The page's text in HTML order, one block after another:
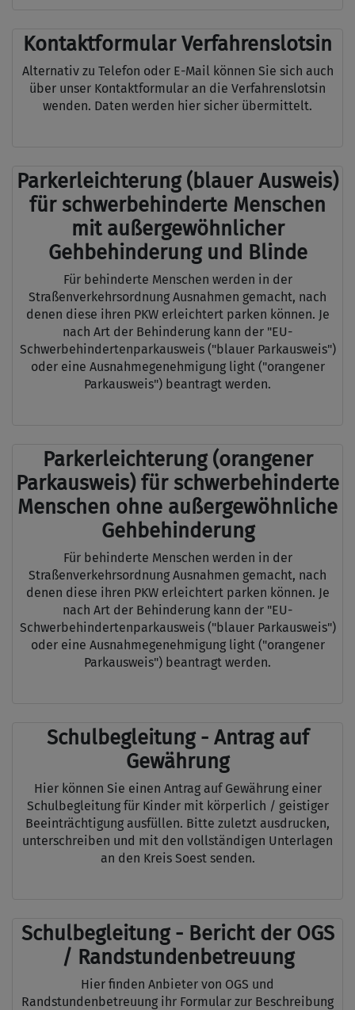
Kontaktformular Verfahrenslotsin
Alternativ zu Telefon oder E-Mail können Sie sich auch
über unser Kontaktformular an die Verfahrenslotsin
wenden. Daten werden hier sicher übermittelt.
Parkerleichterung (blauer Ausweis)
für schwerbehinderte Menschen
mit außergewöhnlicher
Gehbehinderung und Blinde
Für behinderte Menschen werden in der
Straßenverkehrsordnung Ausnahmen gemacht, nach
denen diese ihren PKW erleichtert parken können. Je
nach Art der Behinderung kann der "EU-
Schwerbehindertenparkausweis ("blauer Parkausweis")
oder eine Ausnahmegenehmigung light ("orangener
Parkausweis") beantragt werden.
Parkerleichterung (orangener
Parkausweis) für schwerbehinderte
Menschen ohne außergewöhnliche
Gehbehinderung
Für behinderte Menschen werden in der
Straßenverkehrsordnung Ausnahmen gemacht, nach
denen diese ihren PKW erleichtert parken können. Je
nach Art der Behinderung kann der "EU-
Schwerbehindertenparkausweis ("blauer Parkausweis")
oder eine Ausnahmegenehmigung light ("orangener
Parkausweis") beantragt werden.
Schulbegleitung - Antrag auf
Gewährung
Hier können Sie einen Antrag auf Gewährung einer
Schulbegleitung für Kinder mit körperlich / geistiger
Beeinträchtigung ausfüllen. Bitte zuletzt ausdrucken,
unterschreiben und mit den vollständigen Unterlagen
an den Kreis Soest senden.
Schulbegleitung - Bericht der OGS
/ Randstundenbetreuung
Hier finden Anbieter von OGS und
Randstundenbetreuung ihr Formular zur Beschreibung